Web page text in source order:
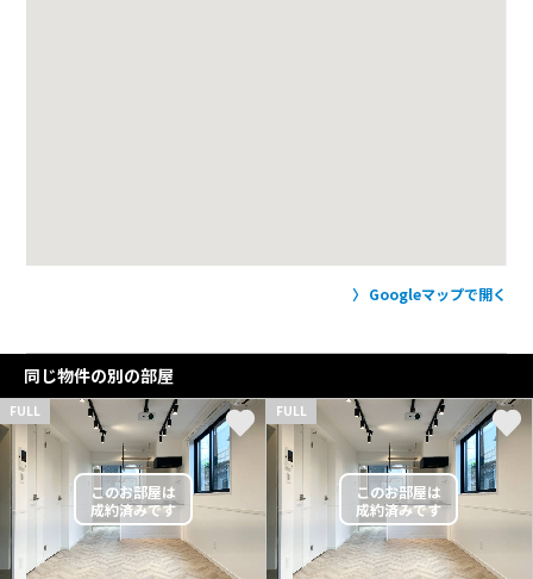
Googleマップで開く
同じ物件の別の部屋
FULL FULL